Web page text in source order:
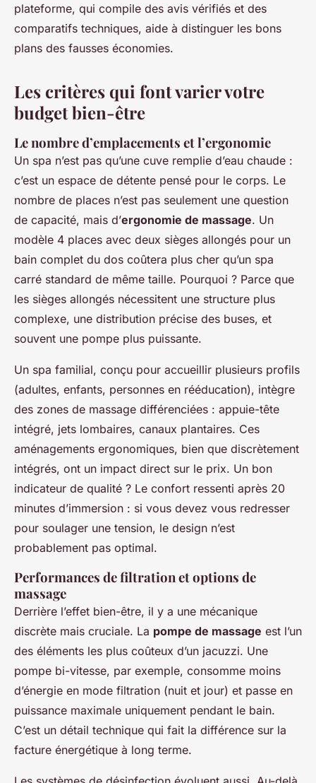
plateforme, qui compile des avis vérifiés et des
comparatifs techniques, aide à distinguer les bons
plans des fausses économies.
Les critères qui font varier votre
budget bien-être
Le nombre d’emplacements et l’ergonomie
Un spa n’est pas qu’une cuve remplie d’eau chaude :
c’est un espace de détente pensé pour le corps. Le
nombre de places n’est pas seulement une question
de capacité, mais d’ergonomie de massage. Un
modèle 4 places avec deux sièges allongés pour un
bain complet du dos coûtera plus cher qu’un spa
carré standard de même taille. Pourquoi ? Parce que
les sièges allongés nécessitent une structure plus
complexe, une distribution précise des buses, et
souvent une pompe plus puissante.
Un spa familial, conçu pour accueillir plusieurs profils
(adultes, enfants, personnes en rééducation), intègre
des zones de massage différenciées : appuie-tête
intégré, jets lombaires, canaux plantaires. Ces
aménagements ergonomiques, bien que discrètement
intégrés, ont un impact direct sur le prix. Un bon
indicateur de qualité ? Le confort ressenti après 20
minutes d’immersion : si vous devez vous redresser
pour soulager une tension, le design n’est
probablement pas optimal.
Performances de filtration et options de
massage
Derrière l’effet bien-être, il y a une mécanique
discrète mais cruciale. La pompe de massage est l’un
des éléments les plus coûteux d’un jacuzzi. Une
pompe bi-vitesse, par exemple, consomme moins
d’énergie en mode filtration (nuit et jour) et passe en
puissance maximale uniquement pendant le bain.
C’est un détail technique qui fait la différence sur la
facture énergétique à long terme.